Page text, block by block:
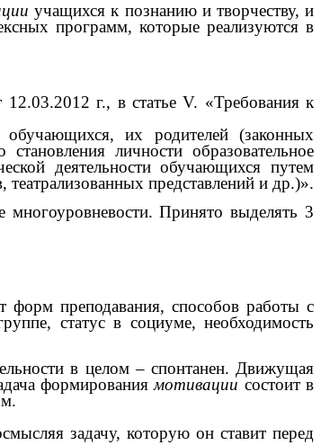
учащихся к познанию и творчеству, и
программ, которые реализуются в
г., в статье V. «Требования к
обучающихся, их родителей (законных
личности образовательное
деятельности обучающихся путем
представлений и др.)».
Принято выделять 3
форм преподавания, способов работы с
статус в социуме, необходимость
в целом – спонтанен. Движущая
формированиямотивации состоит в
задачу, которую он ставит перед